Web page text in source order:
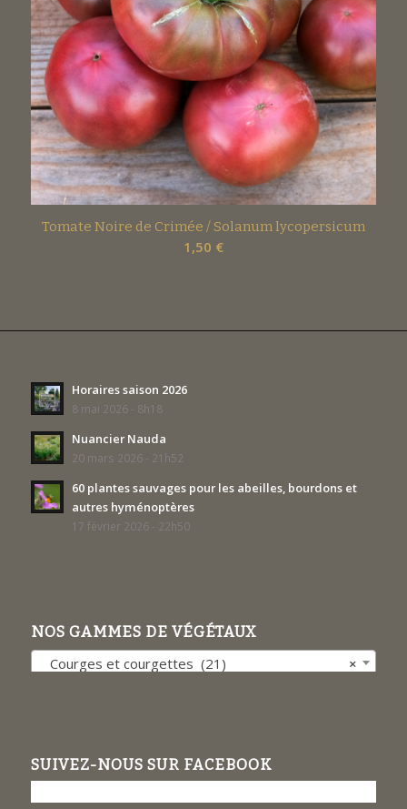
Tomate Noire de Crimée / Solanum lycopersicum
1,50 €
Horaires saison 2026
8 mai 2026 - 8h18
Nuancier Nauda
20 mars 2026 - 21h52
60 plantes sauvages pour les abeilles, bourdons et
autres hyménoptères
17 février 2026 - 22h50
NOS GAMMES DE VÉGÉTAUX
×
Courges et courgettes (21)
SUIVEZ-NOUS SUR FACEBOOK